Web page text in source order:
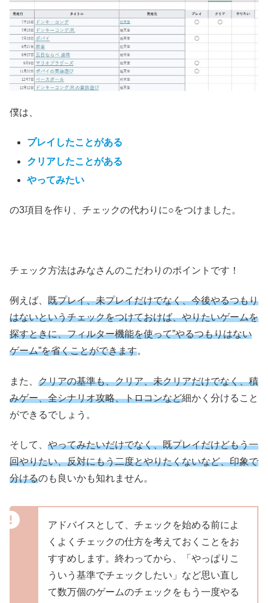
僕は、
プレイしたことがある
クリアしたことがある
やってみたい
の3項目を作り、チェックの代わりに○をつけました。
チェック方法はみなさんのこだわりのポイントです！
例えば、 既プレイ、未プレイだけでなく、今後やるつもり
はないというチェックをつけておけば、やりたいゲームを
探すときに、フィルター機能を使って”やるつもりはない
ゲーム”を省くことができます。
また、 クリアの基準も、クリア、未クリアだけでなく、積
みゲー、全シナリオ攻略、トロコンなど細かく分けること
ができるでしょう。
そして、 やってみたいだけでなく、既プレイだけどもう一
回やりたい、反対にもう二度とやりたくないなど、印象で
分けるのも良いかも知れません。
アドバイスとして、チェックを始める前によ
くよくチェックの仕方を考えておくことをお
すすめします。終わってから、「やっぱりこ
ういう基準でチェックしたい」など思い直し
て数万個のゲームのチェックをもう一度やる